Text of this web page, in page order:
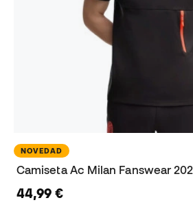
NOVEDAD
Camiseta Ac Milan Fanswear
44,99 €